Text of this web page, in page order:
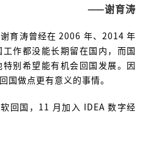
——谢育涛
育涛曾经在 2006 年、2014 年
作都没能长期留在国内，而国
别希望能有机会回国发展。因
国做点更有意义的事情。
回国，11 月加入 IDEA 数字经